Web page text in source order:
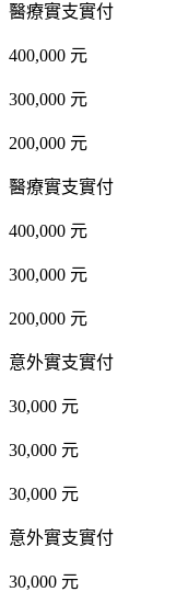
醫療實支實付
400,000 元
300,000 元
200,000 元
醫療實支實付
400,000 元
300,000 元
200,000 元
意外實支實付
30,000 元
30,000 元
30,000 元
意外實支實付
30,000 元